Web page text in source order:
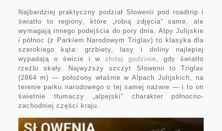
Najbardziej praktyczny podział Słowenii pod roadtrip i
światło to regiony, które „robią zdjęcia” same, ale
wymagają innego podejścia do pory dnia. Alpy Julijskie
i północ (z Parkiem Narodowym Triglav) to klasyka dla
szerokiego kąta: grzbiety, lasy i doliny najlepiej
wypadają o świcie i wzłotej godzinie, gdy światło
rzeźbi skały. Najwyższy szczyt Słowenii to Triglav
(2864 m) — położony właśnie w Alpach Julijskich, na
terenie parku narodowego o tej samej nazwie — i to on
świetnie tłumaczy „alpejski” charakter północno-
zachodniej części kraju.